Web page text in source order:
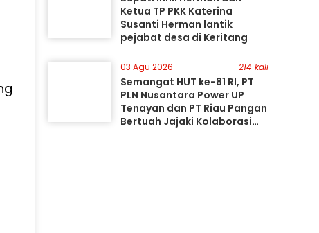
Ketua TP PKK Katerina
Susanti Herman lantik
pejabat desa di Keritang
03 Agu 2026 214 kali
Semangat HUT ke-81 RI, PT
PLN Nusantara Power UP
Tenayan dan PT Riau Pangan
Bertuah Jajaki Kolaborasi
Pemanfaatan Limbah FABA